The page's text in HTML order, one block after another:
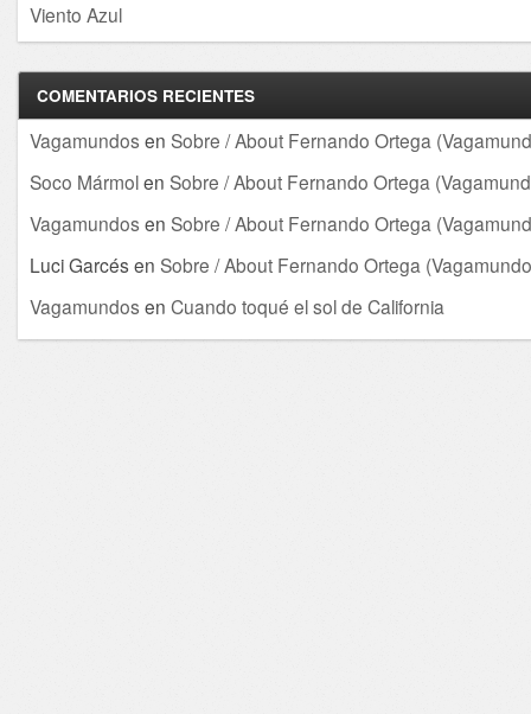
Viento Azul
COMENTARIOS RECIENTES
Vagamundos en Sobre / About Fernando Ortega
Soco Mármolen Sobre / About Fernando Ortega
Vagamundos en Sobre / About Fernando Ortega
Luci Garcés en Sobre / About Fernando Ortega
Vagamundos en Cuando toqué el sol de California